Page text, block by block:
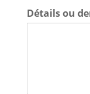
Détails ou